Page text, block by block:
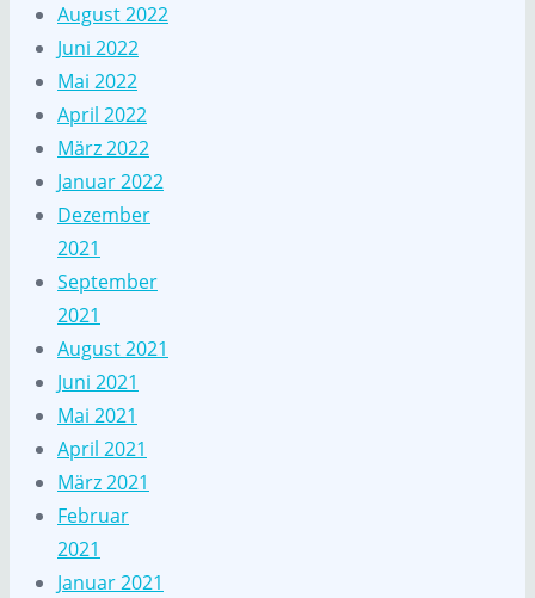
August 2022
Juni 2022
Mai 2022
April 2022
März 2022
Januar 2022
Dezember
2021
September
2021
August 2021
Juni 2021
Mai 2021
April 2021
März 2021
Februar
2021
Januar 2021